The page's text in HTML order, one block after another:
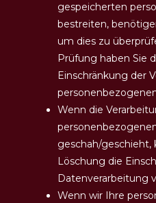
gespeicherten
bestreiten,
um dies zu
Prüfung haben Sie
Einschränkung der
Wenn die
geschah/geschieht,
Löschung die
Datenverarbeitung
Wenn wir Ihre